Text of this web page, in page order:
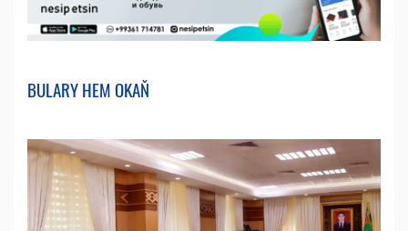
BULARY HEM OKAŇ